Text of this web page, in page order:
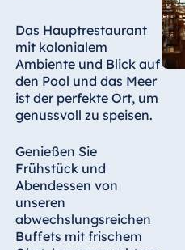
Hotel Amelia
China
Hotel Taicang
Garden
Hotel &
Conference
Center Taicang
Das Hauptrestaurant
mit kolonialem
Ambiente und Blick auf
den Pool und das Meer
ist der perfekte Ort, um
genussvoll zu speisen.
Genießen Sie
Frühstück und
Abendessen von
unseren
abwechslungsreichen
Buffets mit frischem